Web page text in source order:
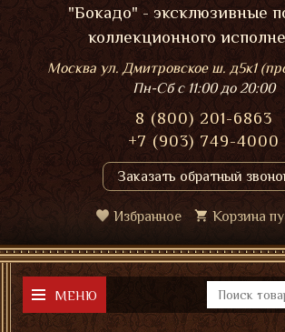
"Бокадо" - эксклюзивные
коллекционного
Москва ул. Дмитровское ш. д5к1
Пн-Сбс 11:00 до 20:00
8 (800) 201-6863
+7 (903) 749-4000
Заказать обратный
Избранное Корзина
МЕНЮ